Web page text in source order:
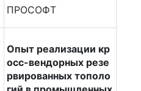
ПРОСОФТ
Опыт реализации кр
осс-вендорных резе
рвированных тополо